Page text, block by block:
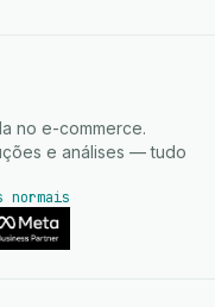
no e-commerce.
e análises — tudo
● todos os sistemas